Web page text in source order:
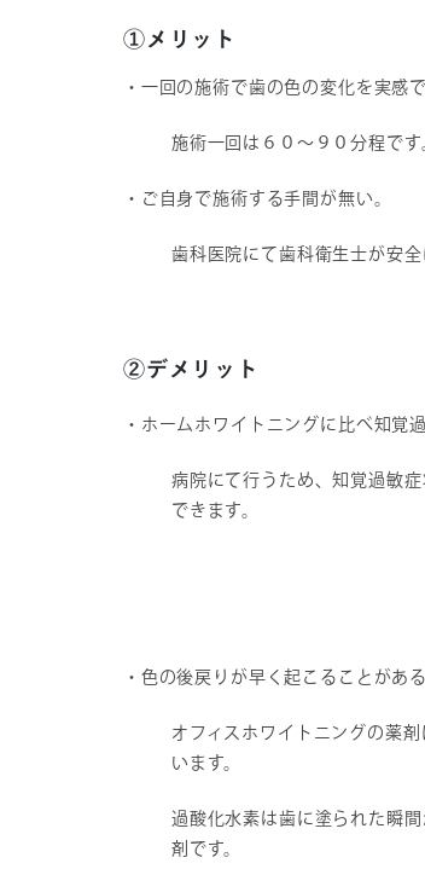
①メリット
・一回の施術で歯の色の変化を実感
施術一回は６０～９０分程です
・ご自身で施術する手間が無い。
歯科医院にて歯科衛生士が安全
②デメリット
・ホームホワイトニングに比べ知覚
病院にて行うため、知覚過敏
できます。
・色の後戻りが早く起こることがある
オフィスホワイトニングの薬
います。
過酸化水素は歯に塗られた瞬
剤です。